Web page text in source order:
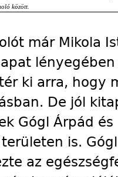
között.
már Mikola
ki arra, hogy
De jól
Gógl Árpád
is.
az